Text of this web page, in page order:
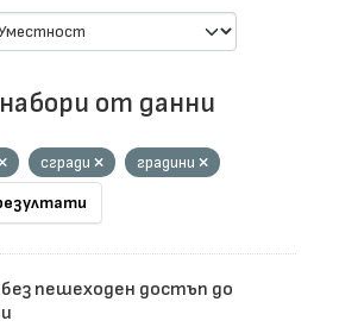
от данни
сгради
градини
пешеходен достъп до